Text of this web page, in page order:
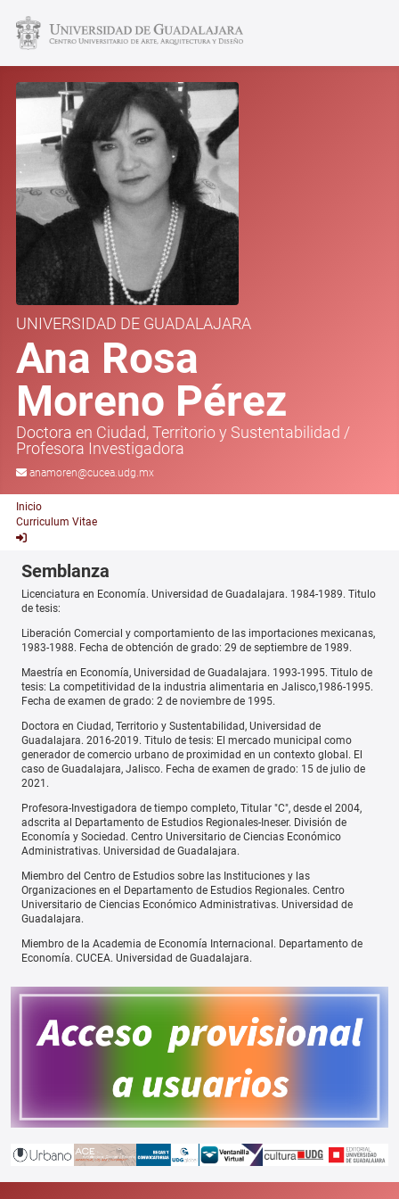
UNIVERSIDAD DE GUADALAJARA
Ana Rosa
Moreno Pérez
Doctora en Ciudad, Territorio y Sustentabilidad /
Profesora Investigadora
anamoren@cucea.udg.mx
Inicio
Curriculum Vitae
Semblanza
Licenciatura en Economía. Universidad de Guadalajara. 1984-1989. Titulo
de tesis:
Liberación Comercial y comportamiento de las importaciones mexicanas,
1983-1988. Fecha de obtención de grado: 29 de septiembre de 1989.
Maestría en Economía, Universidad de Guadalajara. 1993-1995. Titulo de
tesis: La competitividad de la industria alimentaria en Jalisco,1986-1995.
Fecha de examen de grado: 2 de noviembre de 1995.
Doctora en Ciudad, Territorio y Sustentabilidad, Universidad de
Guadalajara. 2016-2019. Titulo de tesis: El mercado municipal como
generador de comercio urbano de proximidad en un contexto global. El
caso de Guadalajara, Jalisco. Fecha de examen de grado: 15 de julio de
2021.
Profesora-Investigadora de tiempo completo, Titular "C", desde el 2004,
adscrita al Departamento de Estudios Regionales-Ineser. División de
Economía y Sociedad. Centro Universitario de Ciencias Económico
Administrativas. Universidad de Guadalajara.
Miembro del Centro de Estudios sobre las Instituciones y las
Organizaciones en el Departamento de Estudios Regionales. Centro
Universitario de Ciencias Económico Administrativas. Universidad de
Guadalajara.
Miembro de la Academia de Economía Internacional. Departamento de
Economía. CUCEA. Universidad de Guadalajara.